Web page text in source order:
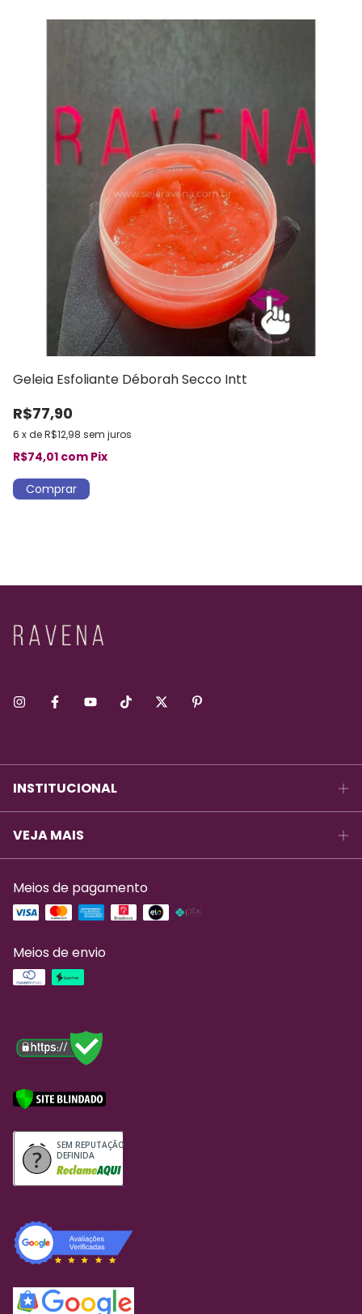
Geleia Esfoliante Déborah Secco Intt
R$77,90
6 xdeR$12,98 sem juros
R$74,01 com Pix
INSTITUCIONAL
VEJA MAIS
Meios de pagamento
Meios de envio
SEM REPUTAÇÃO
DEFINIDA